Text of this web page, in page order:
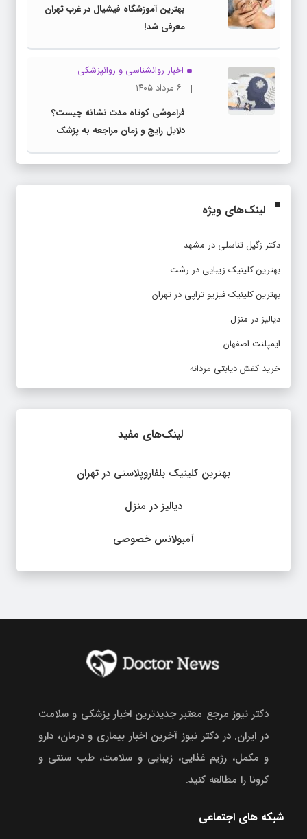
بهترین آموزشگاه فیشیال در غرب تهران
معرفی شد!
اخبار روانشناسی و روانپزشكی
۶ مرداد ۱۴۰۵
فراموشی کوتاه مدت نشانه چیست؟
دلایل رایج و زمان مراجعه به پزشک
لینک‌های ویژه
دکتر زگیل تناسلی در مشهد
بهترین کلینیک زیبایی در رشت
بهترین کلینیک فیزیو تراپی در تهران
دیالیز در منزل
ایمپلنت اصفهان
خرید کفش دیابتی مردانه
لینک‌های مفید
بهترین کلینیک بلفاروپلاستی در تهران
دیالیز در منزل
آمبولانس خصوصی
دکتر نیوز مرجع معتبر جدیدترین اخبار پزشکی و سلامت
در ایران. در دکتر نیوز آخرین اخبار بیماری و درمان، دارو
و مکمل، رژیم غذایی، زیبایی و سلامت، طب سنتی و
کرونا را مطالعه کنید.
شبکه های اجتماعی